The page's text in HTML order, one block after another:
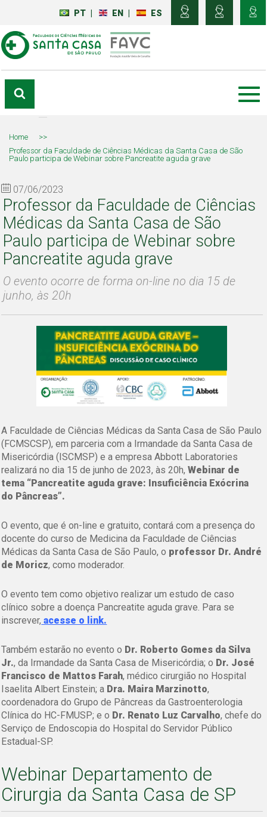
PT EN ES
Home
>>
Professor da Faculdade de Ciências Médicas da Santa Casa de São
Paulo participa de Webinar sobre Pancreatite aguda grave
07/06/2023
Professor da Faculdade de Ciências
Médicas da Santa Casa de São
Paulo participa de Webinar sobre
Pancreatite aguda grave
O evento ocorre de forma on-line no dia 15 de
junho, às 20h
A Faculdade de Ciências Médicas da Santa Casa de São Paulo
(FCMSCSP), em parceria com a Irmandade da Santa Casa de
Misericórdia (ISCMSP) e a empresa Abbott Laboratories
realizará no dia 15 de junho de 2023, às 20h,Webinar de
tema “Pancreatite aguda grave: Insuficiência Exócrina
do Pâncreas”.
O evento, que é on-line e gratuito, contará com a presença do
docente do curso de Medicina da Faculdade de Ciências
Médicas da Santa Casa de São Paulo, o professor Dr. André
de Moricz, como moderador.
O evento tem como objetivo realizar um estudo de caso
clínico sobre a doença Pancreatite aguda grave. Para se
inscrever, acesse o link.
Também estarão no evento o Dr. Roberto Gomes da Silva
Jr., da Irmandade da Santa Casa de Misericórdia; o Dr. José
Francisco de Mattos Farah, médico cirurgião no Hospital
Isaelita Albert Einstein; a Dra. Maira Marzinotto,
coordenadora do Grupo de Pâncreas da Gastroenterologia
Clínica do HC-FMUSP; e o Dr. Renato Luz Carvalho, chefe do
Serviço de Endoscopia do Hospital do Servidor Público
Estadual-SP.
Webinar Departamento de
Cirurgia da Santa Casa de SP